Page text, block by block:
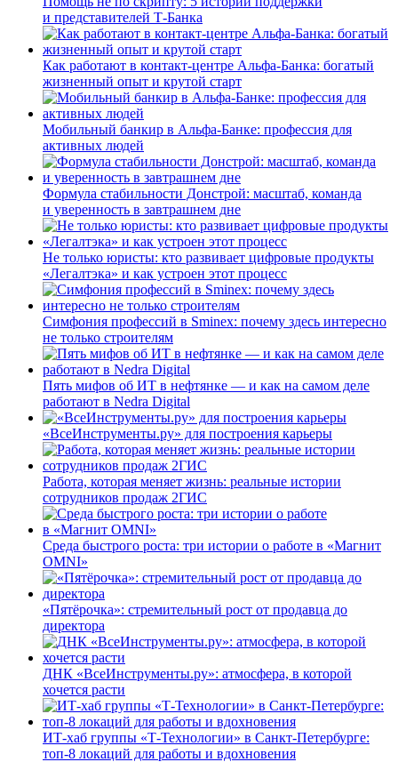
и представителей Т-Банка
Как работают в контакт-центре Альфа-Банка: богатый
жизненный опыт и крутой старт
Мобильный банкир в Альфа-Банке: профессия для
активных людей
Формула стабильности Донстрой: масштаб, команда
и уверенность в завтрашнем дне
Не только юристы: кто развивает цифровые продукты
«Легалтэка» и как устроен этот процесс
Симфония профессий в Sminex: почему здесь интересно
не только строителям
Пять мифов об ИТ в нефтянке — и как на самом деле
работают в Nedra Digital
«ВсеИнструменты.ру» для построения карьеры
Работа, которая меняет жизнь: реальные истории
сотрудников продаж 2ГИС
Среда быстрого роста: три истории о работе в «Магнит
OMNI»
«Пятёрочка»: стремительный рост от продавца до
директора
ДНК «ВсеИнструменты.ру»: атмосфера, в которой
хочется расти
ИТ-хаб группы «Т-Технологии» в Санкт-Петербурге:
топ-8 локаций для работы и вдохновения